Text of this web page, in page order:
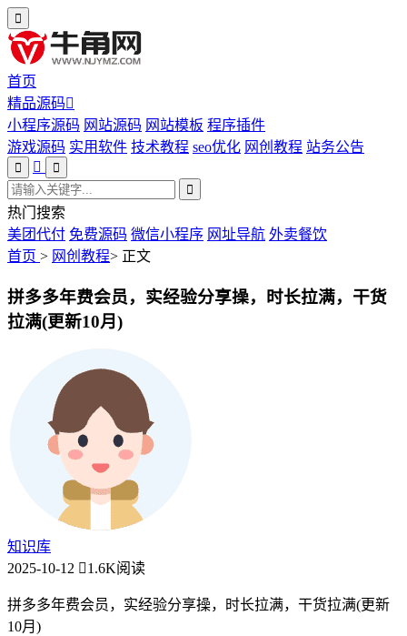
首页
精品源码
小程序源码 网站源码 网站模板 程序插件
游戏源码 实用软件 技术教程 seo优化 网创教程 站务公告
热门搜索
美团代付 免费源码 微信小程序 网址导航 外卖餐饮
首页 > 网创教程> 正文
拼多多年费会员，实经验分享操，时长拉满，干货
拉满(更新10月)
知识库
2025-10-12
1.6K阅读
拼多多年费会员，实经验分享操，时长拉满，干货拉满(更新
10月)